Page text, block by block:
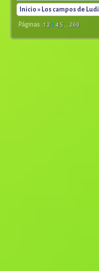
Inicio » Los campos de Ludi
Páginas : 1 2 3 45 269